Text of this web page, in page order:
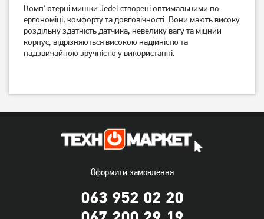
Миша ігрова A4Tech F5 USB
Black (4711421882828)
849грн
Миша ігрова A4Tech X-
710BК USB Black
(4711421757874)
749грн
Миша ігрова Logitech G102
Lightsync USB Black
Миша Gembird MUSGW-
6BL-01 Wireless Black
Комп'ютерні мишки Jedel створені оптимальними по
ергономіці, комфорту та довговічності. Вони мають високу
роздільну здатність датчика, невелику вагу та міцний
корпус, відрізняються високою надійністю та
надзвичайною зручністю у використанні.
Оформити замовлення
063 952 02 20